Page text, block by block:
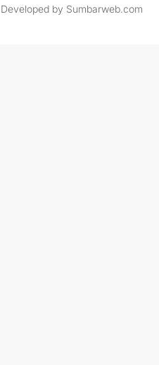
| Developed by Sumbarweb.com